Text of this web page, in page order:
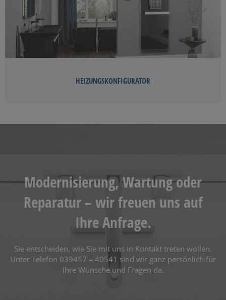
HEIZUNGSKONFIGURATOR
Modernisierung, Wartung oder
Reparatur – wir freuen uns auf
Ihre Anfrage.
Sie entscheiden, wie Sie mit uns in Kontakt treten wollen.
Unter Telefon 039457 – 40541 sind wir ganz persönlich für
Ihre Wünsche und Fragen da.